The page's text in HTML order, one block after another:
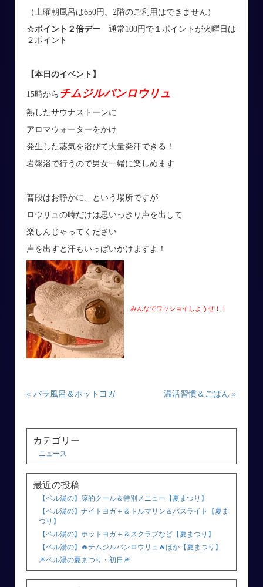
（土曜朝風呂は650円。2階のご利用はできません）
☆ポイント２倍デー 通常100円で１ポイントが火曜日は
２ポイント
【本日のイベント】
15時から チムジルバンロウリュ
熱したサウナストーンに
アロマウォーターをかけ
発生した蒸気を浴びて大量発汗できる！
岩盤浴で行うので男女一緒に楽しめます
普段はお静かに、という場所ですが
ロウリュの時だけは思いっきり声を出して
楽しんじゃってください
声を出すと汗もいっぱいかけますよ！
みんなでワッショイしようぜ！！
« バラ風呂＆ホットヨガ 温活習慣＆ごはん »
カテゴリー
ニュース
最近の投稿
【ベル湯の】涼的クール＆特別メニュー【夏まつり】
【ベル湯の】ナイトヨガ＋＆トルマリン＆バスライト【夏ま
つり】
【ベル湯の】ホットヨガ＋＆スクラブなど【夏まつり】
【ベル湯の】🔥チムジルバンロウリュ🔥ほか【夏まつり】
🎆ベル湯の夏まつり・初日🎆